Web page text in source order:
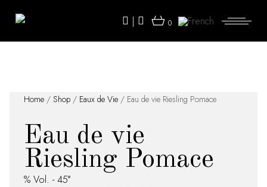
| 0
Home /Shop / Eaux de Vie / Eau de vie Riesling Pomace
Eau de vie
Riesling Pomace
% Vol. - 45°